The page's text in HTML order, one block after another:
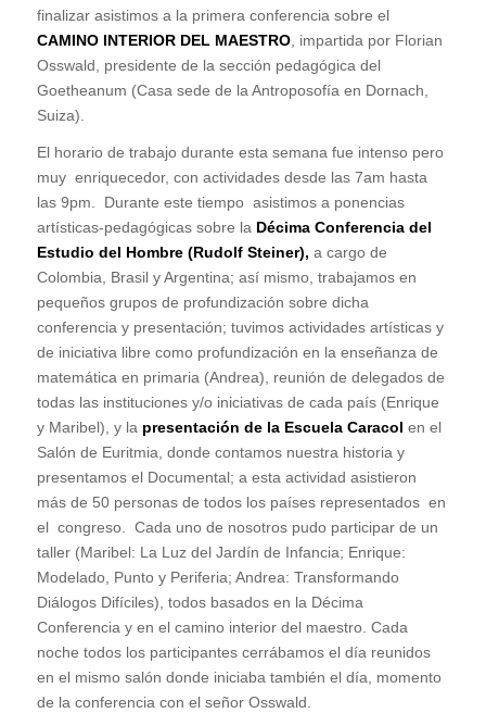
finalizar asistimos a la primera conferencia sobre el
CAMINO INTERIOR DEL MAESTRO, impartida por Florian
Osswald, presidente de la sección pedagógica del
Goetheanum (Casa sede de la Antroposofía en Dornach,
Suiza).
El horario de trabajo durante esta semana fue intenso pero
muy enriquecedor, con actividades desde las 7am hasta
las 9pm. Durante este tiempo asistimos a ponencias
artísticas-pedagógicas sobre la Décima Conferencia del
Estudio del Hombre (Rudolf Steiner), a cargo de
Colombia, Brasil y Argentina; así mismo, trabajamos en
pequeños grupos de profundización sobre dicha
conferencia y presentación; tuvimos actividades artísticas y
de iniciativa libre como profundización en la enseñanza de
matemática en primaria (Andrea), reunión de delegados de
todas las instituciones y/o iniciativas de cada país (Enrique
y Maribel), y la presentación de la Escuela Caracol en el
Salón de Euritmia, donde contamos nuestra historia y
presentamos el Documental; a esta actividad asistieron
más de 50 personas de todos los países representados en
el congreso. Cada uno de nosotros pudo participar de un
taller (Maribel: La Luz del Jardín de Infancia; Enrique:
Modelado, Punto y Periferia; Andrea: Transformando
Diálogos Difíciles), todos basados en la Décima
Conferencia y en el camino interior del maestro. Cada
noche todos los participantes cerrábamos el día reunidos
en el mismo salón donde iniciaba también el día, momento
de la conferencia con el señor Osswald.